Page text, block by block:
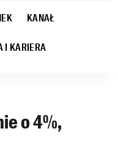
KANAŁ
I KARIERA
o 4%,